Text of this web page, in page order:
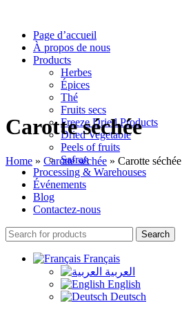
Page d’accueil
À propos de nous
Products
Herbes
Épices
Thé
Fruits secs
Freeze Dried Products
Dried Vegetable
Peels of fruits
Safran
Processing & Warehouses
Événements
Blog
Contactez-nous
Search
Français
العربية
English
Deutsch
Carotte séchée
Home » Carotte séchée » Carotte séchée